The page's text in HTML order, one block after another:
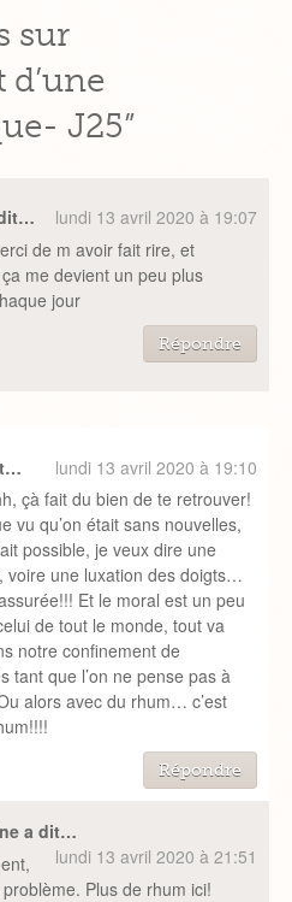
sur
J25”
lundi 13 avril 2020 à 19:07
de m avoir fait rire, et
me devient un peu plus
jour
Répondre
lundi 13 avril 2020 à 19:10
çà fait du bien de te retrouver!
vu qu’on était sans nouvelles,
possible, je veux dire une
voire une luxation des doigts…
Et le moral est un peu
de tout le monde, tout va
notre confinement de
tant que l’on ne pense pas à
alors avec du rhum… c’est
Répondre
a dit…
lundi 13 avril 2020 à 21:51
problème. Plus de rhum ici!